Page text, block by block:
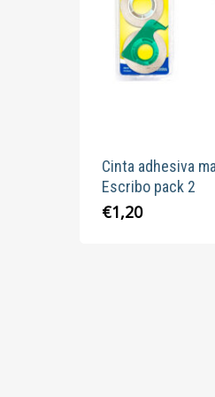
Cinta adhesiva
Escribo pack 2
€1,20